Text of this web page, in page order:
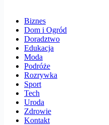
Biznes
Dom i Ogród
Doradztwo
Edukacja
Moda
Podróże
Rozrywka
Sport
Tech
Uroda
Zdrowie
Kontakt